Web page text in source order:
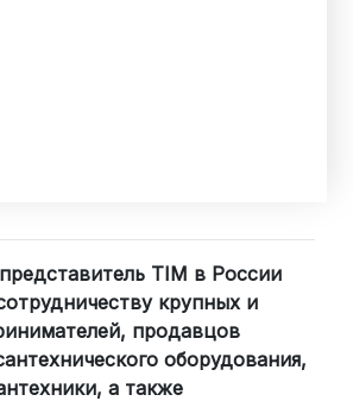
TIM в России
крупных и
продавцов
оборудования,
а также